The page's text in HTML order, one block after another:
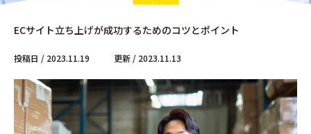
ECサイト立ち上げが成功するためのコツとポイント
投稿日 / 2023.11.19 更新 / 2023.11.13